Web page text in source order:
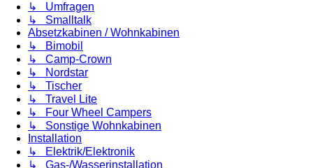
↳ Umfragen
↳ Smalltalk
Absetzkabinen / Wohnkabinen
↳ Bimobil
↳ Camp-Crown
↳ Nordstar
↳ Tischer
↳ Travel Lite
↳ Four Wheel Campers
↳ Sonstige Wohnkabinen
Installation
↳ Elektrik/Elektronik
↳ Gas-/Wasserinstallation